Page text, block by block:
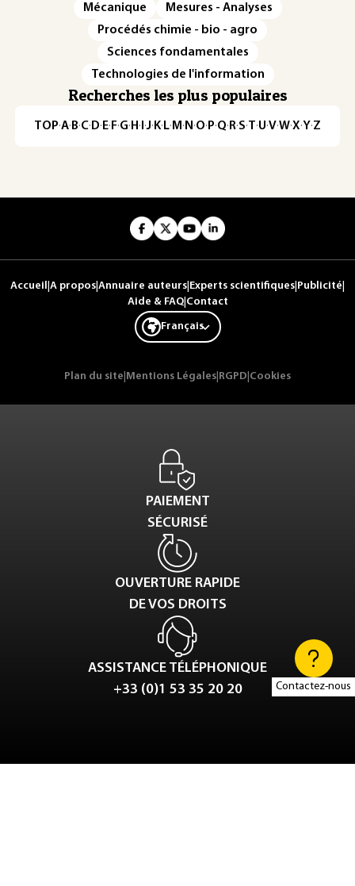
Contactez-nous
Mécanique
Mesures - Analyses
Procédés chimie - bio - agro
Sciences fondamentales
Technologies de l'information
Recherches les plus populaires
TOP·A·B·C· D· E· F·G· H · ·J· K· L· M · N ·O· P·Q· R·S·T·U·V·W·X·Y·Z
Accueil A propos Annuaire auteurs Experts scientifiques Publicité
Aide & FAQ| Contact
Français
Plan du site Mentions Légales RGPD Cookies
PAIEMENT
SÉCURISÉ
OUVERTURE RAPIDE
DE VOS DROITS
ASSISTANCE TÉLÉPHONIQUE
+33 (0)1 53 35 20 20